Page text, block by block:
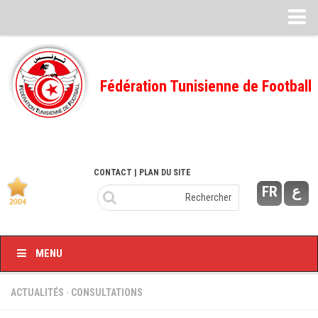
Feuille de match
FMI – 2022/2023
Ligue I – 2022/2023
Ligue I – 2020/2021
Ligue I – 2019/2020
Feuilles de match 2018/2019
Fédération Tunisienne de Football
FR ع
CONTACT | PLAN DU SITE
MENU
ACTUALITÉS · CONSULTATIONS